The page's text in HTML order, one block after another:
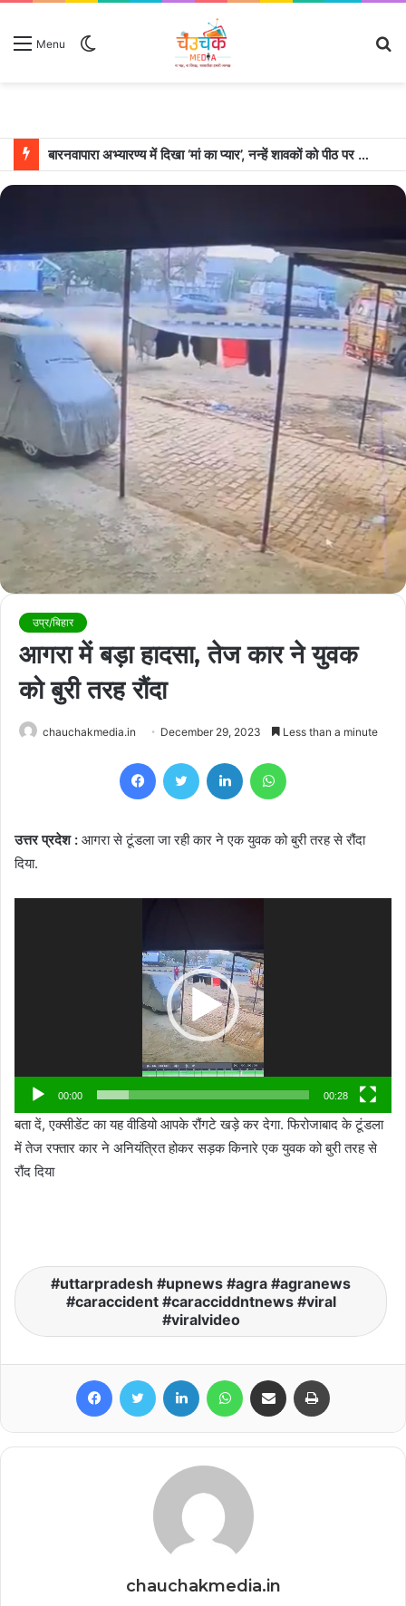
Menu
बारनवापारा अभ्यारण्य में दिखा ‘मां का प्यार’, नन्हें शावकों को पीठ पर बैठाकर घूमती दिखी मादा भालू
उप्र/बिहार
आगरा में बड़ा हादसा, तेज कार ने युवक
को बुरी तरह रौंदा
chauchakmedia.in December 29, 2023 Less than a minute
FacebookTwitter LinkedIn
उत्तर प्रदेश : आगरा से टूंडला जा रही कार ने एक युवक को बुरी तरह से रौंदा
दिया.
00:00 00:28
बता दें, एक्सीडेंट का यह वीडियो आपके रौंगटे खड़े कर देगा. फिरोजाबाद के टूंडला
में तेज रफ्तार कार ने अनियंत्रित होकर सड़क किनारे एक युवक को बुरी तरह से
रौंद दिया
uttarpradesh #upnews #agra #agranews
#caraccident #caracciddntnews #viral
#viralvideo
FacebookTwitter LinkedIn WhatsAppShare via Email
chauchakmedia.in